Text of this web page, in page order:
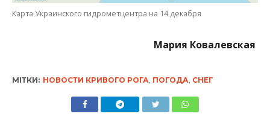
Карта Украинского гидрометцентра на 14 декабря
Мария Ковалевская
МІТКИ: НОВОСТИ КРИВОГО РОГА ПОГОДА СНЕГ